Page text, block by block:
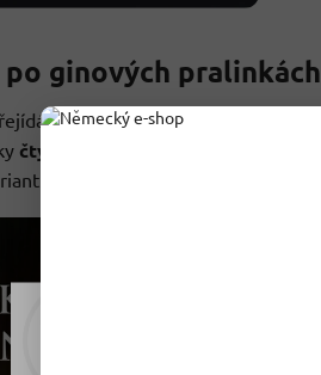
Rádi vám upravujeme nabídku
tomu soubory cookie.
ginových
ale spíš kpomalému
čtyřem odlišným příchutím
nebo elegantnější